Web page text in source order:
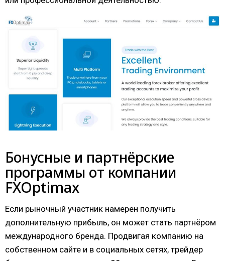
Бонусные и партнёрские
программы от компании
FXOptimax
Если рыночный участник намерен получить
дополнительную прибыль, он может стать партнёром
международного бренда. Продвигая компанию на
собственном сайте и в социальных сетях, трейдер